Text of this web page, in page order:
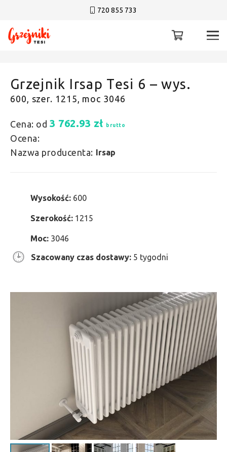
720 855 733
Grzejnik Irsap Tesi 6 – wys.
600, szer. 1215, moc 3046
Cena: od 3 762.93 zł brutto
Ocena:
Nazwa producenta: Irsap
Wysokość: 600
Szerokość: 1215
Moc: 3046
Szacowany czas dostawy: 5 tygodni